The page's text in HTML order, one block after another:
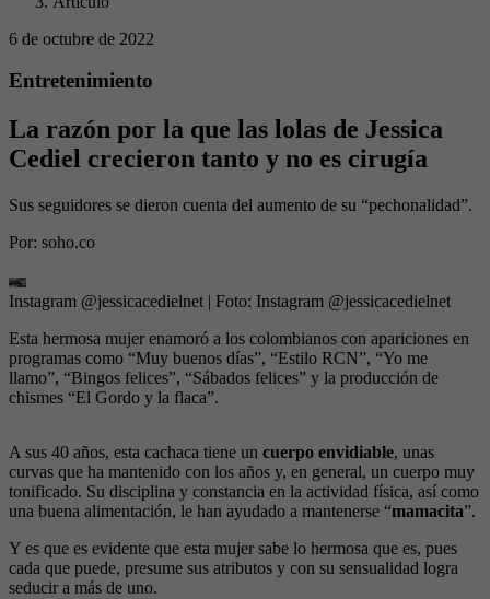
6 de octubre de 2022
Entretenimiento
La razón por la que las lolas de Jessica
Cediel crecieron tanto y no es cirugía
Sus seguidores se dieron cuenta del aumento de su “pechonalidad”.
Por: soho.co
Instagram @jessicacedielnet | Foto: Instagram @jessicacedielnet
Esta hermosa mujer enamoró a los colombianos con apariciones en
programas como “Muy buenos días”, “Estilo RCN”, “Yo me
llamo”, “Bingos felices”, “Sábados felices” y la producción de
chismes “El Gordo y la flaca”.
A sus 40 años, esta cachaca tiene un cuerpo envidiable, unas
curvas que ha mantenido con los años y, en general, un cuerpo muy
tonificado. Su disciplina y constancia en la actividad física, así como
una buena alimentación, le han ayudado a mantenerse “mamacita”.
Y es que es evidente que esta mujer sabe lo hermosa que es, pues
cada que puede, presume sus atributos y con su sensualidad logra
seducir a más de uno.